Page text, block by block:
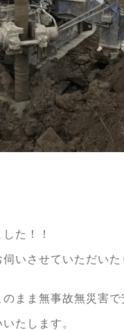
た！！
いさせていただい
まま無事故無災害
たします。